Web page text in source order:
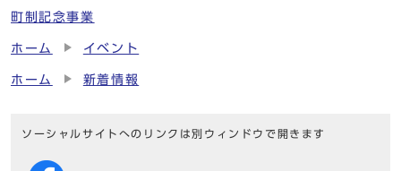
町制記念事業
ホーム イベント
ホーム 新着情報
ソーシャルサイトへのリンクは別ウィンドウで開きます